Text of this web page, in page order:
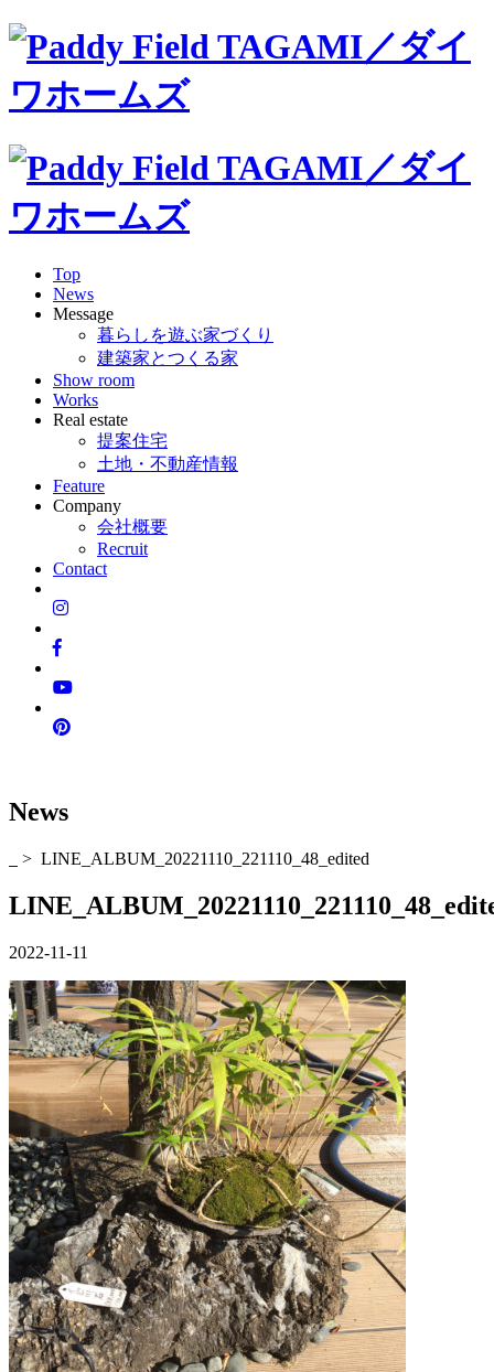
Top
News
Message
暮らしを遊ぶ家づくり
建築家とつくる家
Show room
Works
Real estate
提案住宅
土地・不動産情報
Feature
Company
会社概要
Recruit
Contact
News
> LINE_ALBUM_20221110_221110_48_edited
2022-11-11